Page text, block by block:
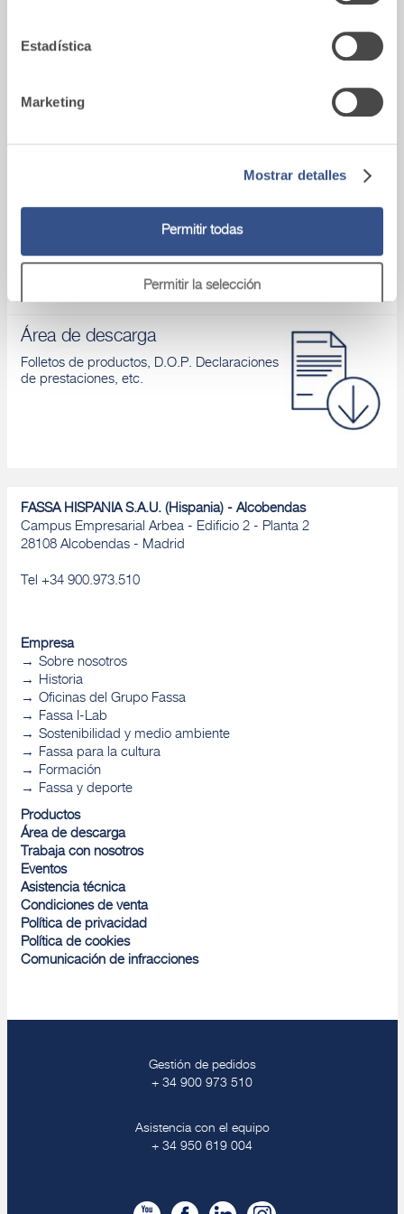
Estadística
Marketing
Mostrar detalles
Permitir todas
Permitir la selección
Conoces nuestros productos y aprendes
Si tienes algún problema, ponte en contacto
Área de descarga
Folletos de productos, D.O.P. Declaraciones
de prestaciones, etc.
FASSA HISPANIA S.A.U. (Hispania) - Alcobendas
Campus Empresarial Arbea - Edificio 2 - Planta 2
28108 Alcobendas - Madrid
Tel +34 900.973.510
Empresa
Sobre nosotros
Historia
Oficinas del Grupo Fassa
Fassa I-Lab
Sostenibilidad y medio ambiente
Fassa para la cultura
Formación
Fassa y deporte
Productos
Área de descarga
Trabaja con nosotros
Eventos
Asistencia técnica
Condiciones de venta
Política de privacidad
Política de cookies
Comunicación de infracciones
Gestión de pedidos
+ 34 900 973 510
Asistencia con el equipo
+ 34 950 619 004